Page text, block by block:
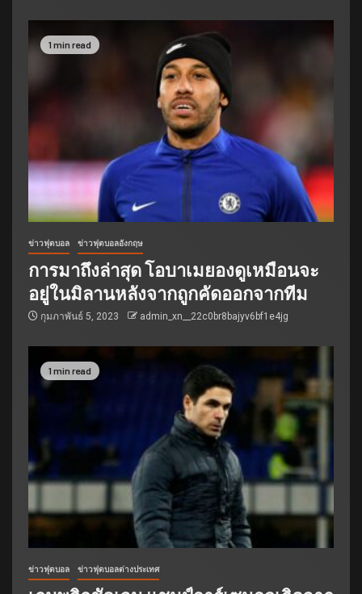
1 min read
ข่าวฟุตบอล ข่าวฟุตบอลอังกฤษ
การมาถึงล่าสุด โอบาเมยองดูเหมือนจะ
อยู่ในมิลานหลังจากถูกคัดออกจากทีม
กุมภาพันธ์ 5, 2023 admin_xn__22c0br8bajyv6bf1e4jg
1 min read
ข่าวฟุตบอล ข่าวฟุตบอลต่างประเทศ